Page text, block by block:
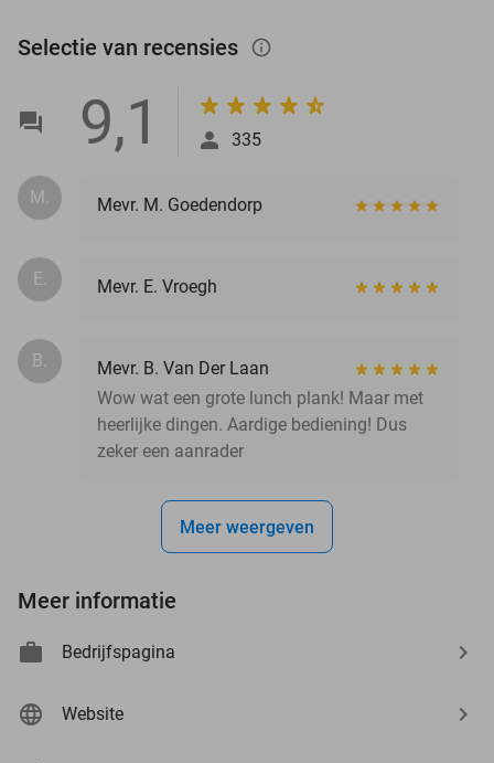
Selectie van recensies info_outlined
9,1 335
M. Mevr. M. Goedendorp
E. Mevr. E. Vroegh
B.
Mevr. B. Van Der Laan
Wow wat een grote lunch plank! Maar met
heerlijke dingen. Aardige bediening! Dus
zeker een aanrader
Meer weergeven
Meer informatie
Bedrijfspagina
Website